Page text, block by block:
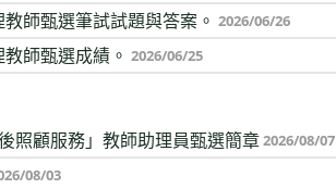
師甄選筆試試題與答案。 2026/06/26
師甄選成績。 2026/06/25
照顧服務」教師助理員甄選簡章2026/08/07
08/03